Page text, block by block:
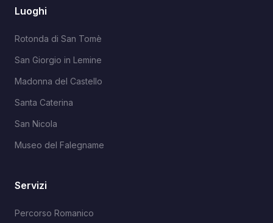
Luoghi
Rotonda di San Tomè
San Giorgio in Lemine
Madonna del Castello
Santa Caterina
San Nicola
Museo del Falegname
Servizi
Percorso Romanico